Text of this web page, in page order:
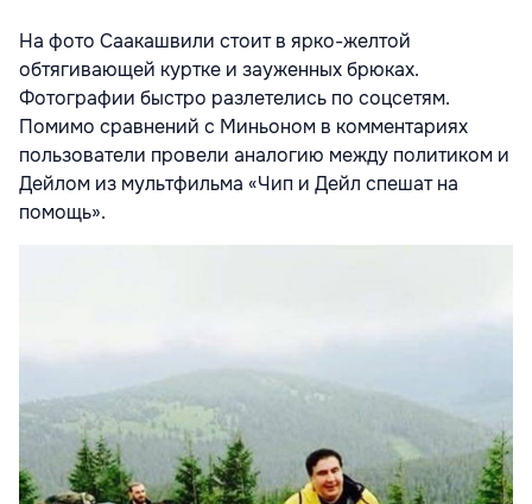
На фото Саакашвили стоит в ярко-желтой
обтягивающей куртке и зауженных брюках.
Фотографии быстро разлетелись по соцсетям.
Помимо сравнений с Миньоном в комментариях
пользователи провели аналогию между политиком и
Дейлом из мультфильма «Чип и Дейл спешат на
помощь».